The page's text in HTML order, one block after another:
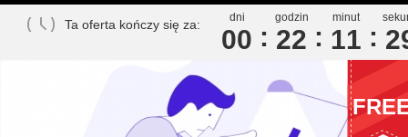
Ta oferta kończy się za: dni
00
godzin
22
minut
11 2